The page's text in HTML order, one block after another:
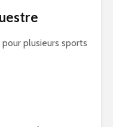
plusieurs sports